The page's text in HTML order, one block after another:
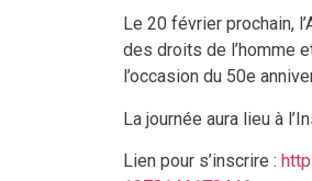
Le 20 février prochain,
des droits de l’homme
l’occasion du 50e
La journée aura lieu à
Lien pour s’inscrire :